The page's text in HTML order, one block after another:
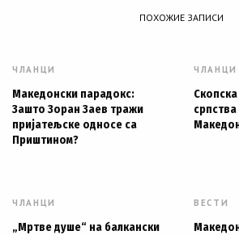
ПОХОЖИЕ ЗАПИСИ
ЧЛАНЦИ
Македонски парадокс:
Зашто Зоран Заев тражи
пријатељске односе са
Приштином?
ЧЛАНЦИ
ЧЛАНЦИ
„Мртве душе“ на балкански
ВЕСТИ